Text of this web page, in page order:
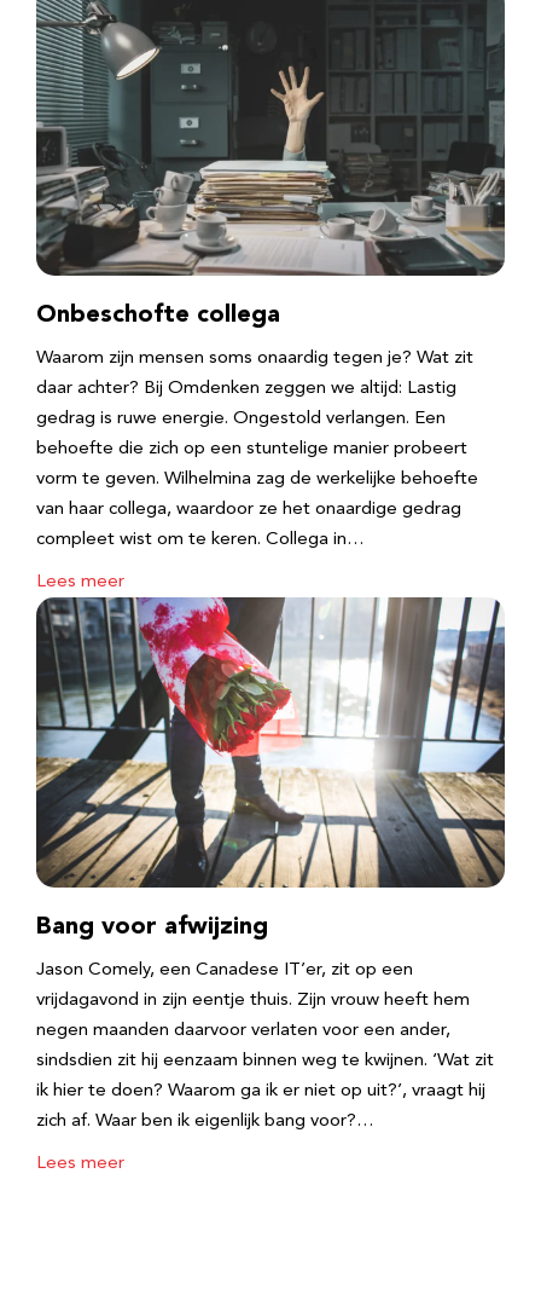
Onbeschofte collega
Waarom zijn mensen soms onaardig tegen je? Wat zit
daar achter? Bij Omdenken zeggen we altijd: Lastig
gedrag is ruwe energie. Ongestold verlangen. Een
behoefte die zich op een stuntelige manier probeert
vorm te geven. Wilhelmina zag de werkelijke behoefte
van haar collega, waardoor ze het onaardige gedrag
compleet wist om te keren. Collega in…
Lees meer
Bang voor afwijzing
Jason Comely, een Canadese IT’er, zit op een
vrijdagavond in zijn eentje thuis. Zijn vrouw heeft hem
negen maanden daarvoor verlaten voor een ander,
sindsdien zit hij eenzaam binnen weg te kwijnen. ‘Wat zit
ik hier te doen? Waarom ga ik er niet op uit?’, vraagt hij
zich af. Waar ben ik eigenlijk bang voor?…
Lees meer